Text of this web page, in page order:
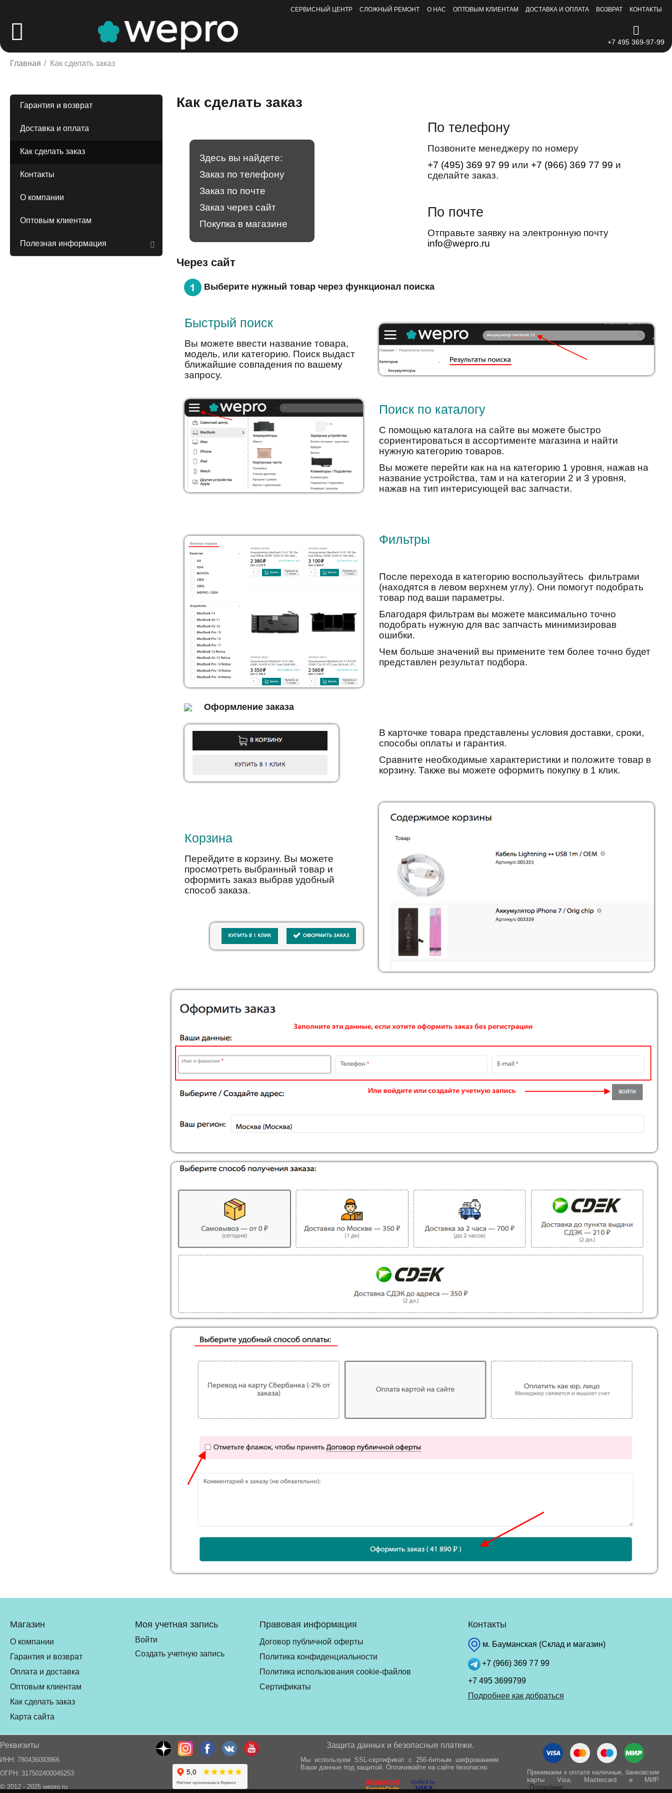
СЕРВИСНЫЙ ЦЕНТР СЛОЖНЫЙ РЕМОНТ О НАС ОПТОВЫМ КЛИЕНТАМ ДОСТАВКА И ОПЛАТА ВОЗВРАТ КОНТАКТЫ
+7 495 369-97-99
Главная / Как сделать заказ
Гарантия и возврат
Доставка и оплата
Как сделать заказ
Контакты
О компании
Оптовым клиентам
Полезная информация
Как сделать заказ
Здесь вы найдете:
Заказ по телефону
Заказ по почте
Заказ через сайт
Покупка в магазине
По телефону
Позвоните менеджеру по номеру
+7 (495) 369 97 99 или +7 (966) 369 77 99 и
сделайте заказ.
По почте
Отправьте заявку на электронную почту
info@wepro.ru
Через сайт
Выберите нужный товар через функционал поиска
Быстрый поиск
Вы можете ввести название товара,
модель, или категорию. Поиск выдаст
ближайшие совпадения по вашему
запросу.
Поиск по каталогу
С помощью каталога на сайте вы можете быстро
сориентироваться в ассортименте магазина и найти
нужную категорию товаров.
Вы можете перейти как на на категорию 1 уровня, нажав на
название устройства, там и на категории 2 и 3 уровня,
нажав на тип интерисующей вас запчасти.
Фильтры
После перехода в категорию воспользуйтесь фильтрами
(находятся в левом верхнем углу). Они помогут подобрать
товар под ваши параметры.
Благодаря фильтрам вы можете максимально точно
подобрать нужную для вас запчасть минимизировав
ошибки.
Чем больше значений вы примените тем более точно будет
представлен результат подбора.
Оформление заказа
В карточке товара представлены условия доставки, сроки,
способы оплаты и гарантия.
Сравните необходимые характеристики и положите товар в
корзину. Также вы можете оформить покупку в 1 клик.
Корзина
Перейдите в корзину. Вы можете
просмотреть выбранный товар и
оформить заказ выбрав удобный
способ заказа.
Магазин
О компании
Гарантия и возврат
Оплата и доставка
Оптовым клиентам
Как сделать заказ
Карта сайта
Моя учетная запись
Войти
Создать учетную запись
Правовая информация
Договор публичной оферты
Политика конфиденциальности
Политика использования cookie-файлов
Сертификаты
Контакты
м. Бауманская (Склад и магазин)
+7 (966) 369 77 99
+7 495 3699799
Подробнее как добраться
Реквизиты
ИНН: 780436093966
ОГРН: 317502400045253
© 2012 - 2025 wepro.ru
Защита данных и безопасные платежи.
Мы используем SSL-сертификат с 256-битным шифрованием.
Ваши данные под защитой. Оплачивайте на сайте безопасно.
Принимаем к оплате наличные, банковские
карты Visa, Mastercard и МИР.
Подробнее